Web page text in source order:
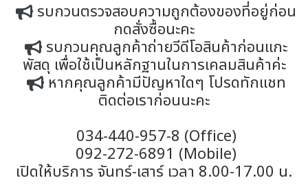
รบกวนตรวจสอบความถูกต้องของที่อยู่ก่อน
กดสั่งซื้อนะคะ
รบกวนคุณลูกค้าถ่ายวีดีโอสินค้าก่อนแกะ
พัสดุ เพื่อใช้เป็นหลักฐานในการเคลมสินค้าค่ะ
หากคุณลูกค้ามีปัญหาใดๆ โปรดทักแชท
ติดต่อเราก่อนนะคะ
034-440-957-8 (Office)
092-272-6891 (Mobile)
เปิดให้บริการ จันทร์-เสาร์ เวลา 8.00-17.00 น.